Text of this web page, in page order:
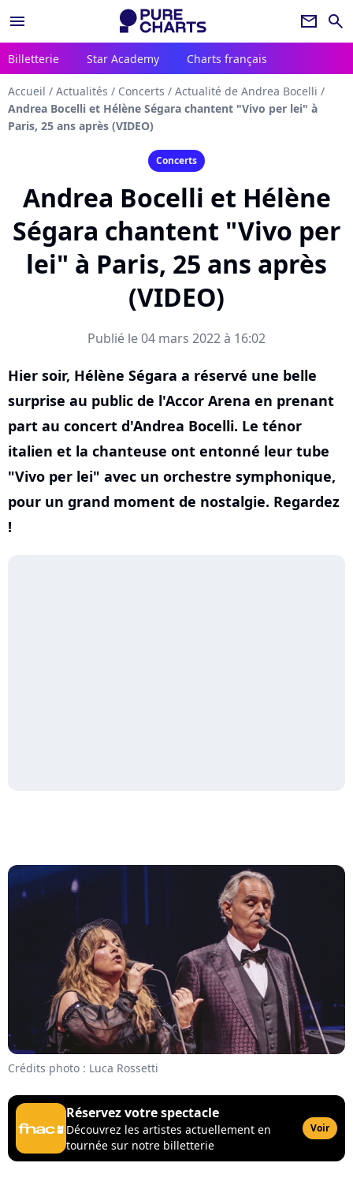
menu newsletter search
Billetterie Star Academy Charts français
Accueil / Actualités / Concerts / Actualité de Andrea Bocelli /
Andrea Bocelli et Hélène Ségara chantent "Vivo per lei" à
Paris, 25 ans après (VIDEO)
Concerts
Andrea Bocelli et Hélène
Ségara chantent "Vivo per
lei" à Paris, 25 ans après
(VIDEO)
Publié le 04 mars 2022 à 16:02
Hier soir, Hélène Ségara a réservé une belle
surprise au public de l'Accor Arena en prenant
part au concert d'Andrea Bocelli. Le ténor
italien et la chanteuse ont entonné leur tube
"Vivo per lei" avec un orchestre symphonique,
pour un grand moment de nostalgie. Regardez
!
Crédits photo : Luca Rossetti
Réservez votre spectacle
Découvrez les artistes actuellement en
tournée sur notre billetterie
Voir